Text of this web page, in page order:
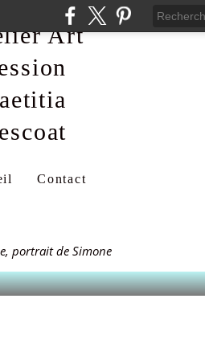
Art
Contact
portrait de Simone